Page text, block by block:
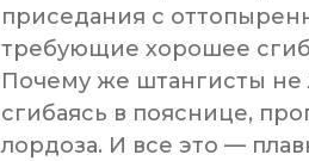
приседания с
требующие хорошее
Почему же штангисты не
сгибаясь в пояснице,
лордоза. И все это —